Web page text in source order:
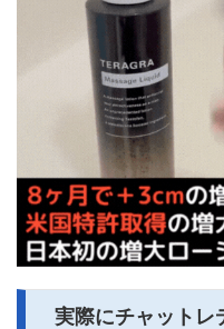
実際にチャットレ